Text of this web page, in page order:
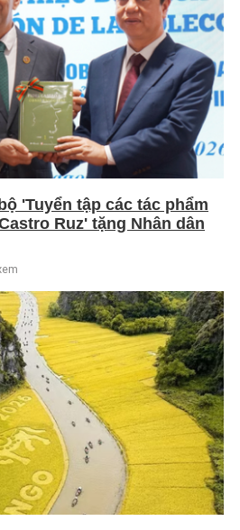
'Tuyển tập các tác phẩm
Ruz' tặng Nhân dân